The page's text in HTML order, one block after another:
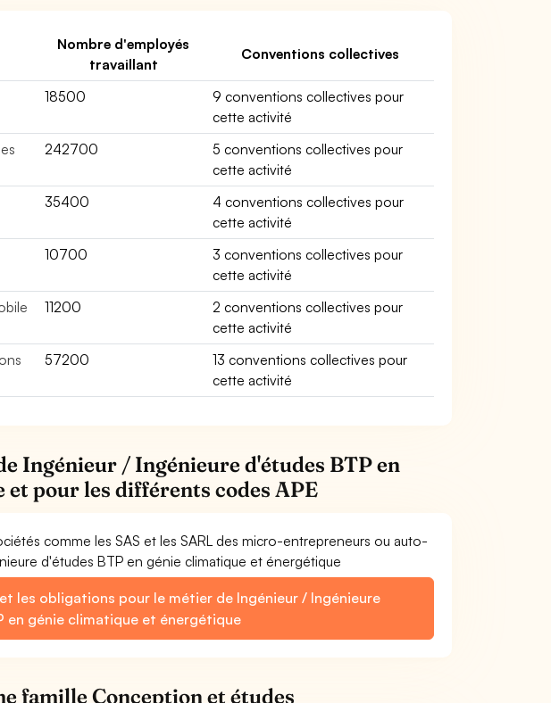
Nombre d'employés
travaillant
Conventions collectives
18500
9 conventions collectives pour
cette activité
242700
5 conventions collectives pour
cette activité
35400
4 conventions collectives pour
cette activité
10700
3 conventions collectives pour
cette activité
11200
2 conventions collectives pour
cette activité
57200
13 conventions collectives pour
cette activité
Ingénieur / Ingénieure d'études BTP en
pour les différents codes APE
comme les SAS et les SARL des micro-entrepreneurs ou auto-
d'études BTP en génie climatique et énergétique
les obligations pour le métier de Ingénieur / Ingénieure
en génie climatique et énergétique
famille Conception et études